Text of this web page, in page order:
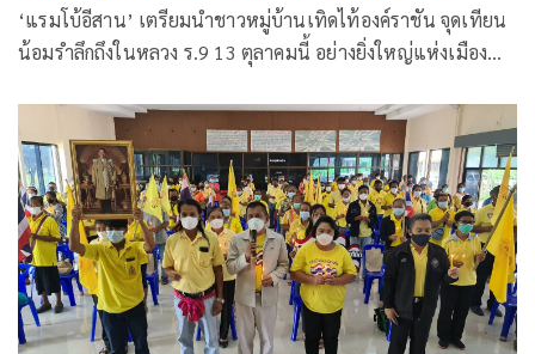
‘แรมโบ้อีสาน’ เตรียมนำชาวหมู่บ้านเทิดไท้องค์ราชัน จุดเทียน
น้อมรำลึกถึงในหลวง ร.9 13 ตุลาคมนี้ อย่างยิ่งใหญ่แห่งเมือง